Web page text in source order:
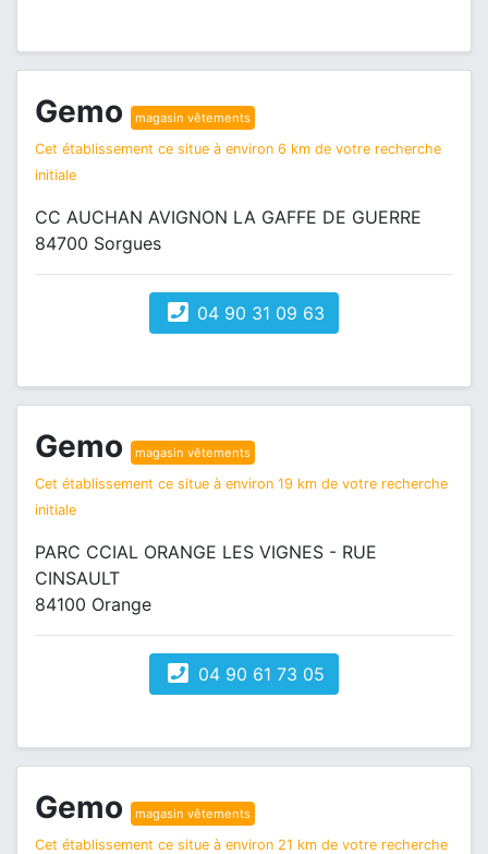
Gemo magasin vêtements
Cet établissement ce situe à environ 6 km de votre recherche
initiale
CC AUCHAN AVIGNON LA GAFFE DE GUERRE
84700 Sorgues
04 90 31 09 63
Gemo magasin vêtements
Cet établissement ce situe à environ 19 km de votre recherche
initiale
PARC CCIAL ORANGE LES VIGNES - RUE
CINSAULT
84100 Orange
04 90 61 73 05
Gemo magasin vêtements
Cet établissement ce situe à environ 21 km de votre recherche